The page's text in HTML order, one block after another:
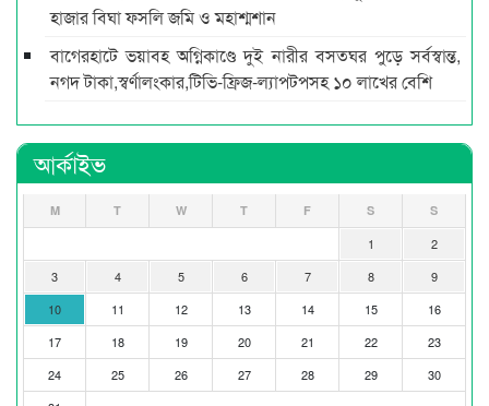
হাজার বিঘা ফসলি জমি ও মহাশ্মশান
বাগেরহাটে ভয়াবহ অগ্নিকাণ্ডে দুই নারীর বসতঘর পুড়ে সর্বস্বান্ত,
নগদ টাকা,স্বর্ণালংকার,টিভি-ফ্রিজ-ল্যাপটপসহ ১০ লাখের বেশি
আর্কাইভ
M T W T F S S
1
2
3
4 5 6 7 8
9
10
11 12 13 14 15
16
17
18 19 20 21 22
23
24
25 26 27 28 29
30